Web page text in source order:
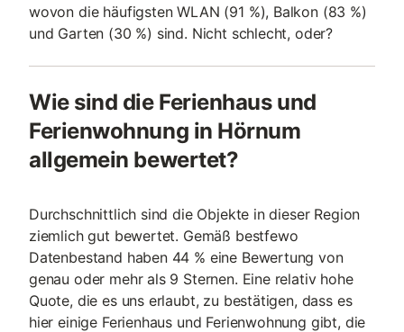
wovon die häufigsten WLAN (91 %), Balkon (83 %)
und Garten (30 %) sind. Nicht schlecht, oder?
Wie sind die Ferienhaus und
Ferienwohnung in Hörnum
allgemein bewertet?
Durchschnittlich sind die Objekte in dieser Region
ziemlich gut bewertet. Gemäß bestfewo
Datenbestand haben 44 % eine Bewertung von
genau oder mehr als 9 Sternen. Eine relativ hohe
Quote, die es uns erlaubt, zu bestätigen, dass es
hier einige Ferienhaus und Ferienwohnung gibt, die